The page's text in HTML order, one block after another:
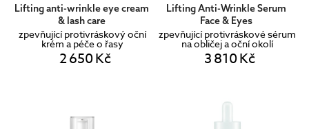
Lifting anti-wrinkle eye cream
& lash care
zpevňující protivráskový oční
krém a péče o řasy
2 650 Kč
Lifting Anti-Wrinkle Serum
Face & Eyes
zpevňující protivráskové sérum
na obličej a oční okolí
3 810 Kč